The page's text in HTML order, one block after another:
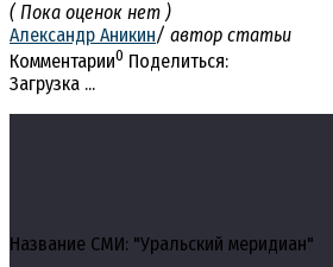
( Пока оценок нет )
Александр Аникин/ автор статьи
Комментарии0 Поделиться:
Загрузка ...
Название СМИ: "Уральский меридиан"